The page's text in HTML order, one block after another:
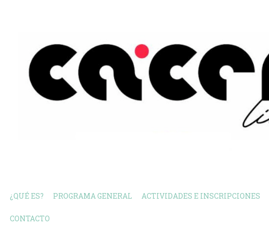
¿QUÉ ES? PROGRAMA GENERAL ACTIVIDADES E INSCRIPCIONES
CONTACTO